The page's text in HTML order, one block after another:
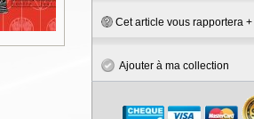
Cet article vous rapportera +
Ajouter à ma collection